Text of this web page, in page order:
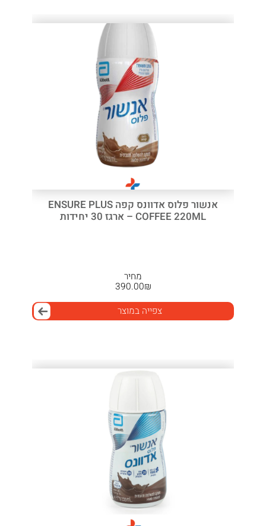
אנשור פלוס אדוונס קפה ENSURE PLUS
COFFEE 220ML – ארגז 30 יחידות
מחיר
₪
390.00
צפייה במוצר